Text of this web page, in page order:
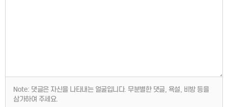
Note: 댓글은 자신을 나타내는 얼굴입니다. 무분별한 댓글, 욕설, 비방 등을
삼가하여 주세요.